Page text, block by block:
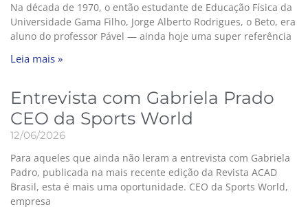
Na década de 1970, o então estudante de Educação Física da
Universidade Gama Filho, Jorge Alberto Rodrigues, o Beto, era
aluno do professor Pável — ainda hoje uma super referência
Leia mais »
Entrevista com Gabriela Prado
CEO da Sports World
12/06/2026
Para aqueles que ainda não leram a entrevista com Gabriela
Padro, publicada na mais recente edição da Revista ACAD
Brasil, esta é mais uma oportunidade. CEO da Sports World,
empresa